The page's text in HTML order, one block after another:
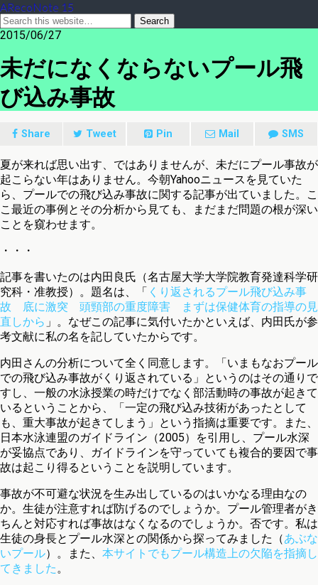
ARecoNote 15
2015/06/27
未だになくならないプール飛
び込み事故
Share Tweet Pin Mail SMS
夏が来れば思い出す、ではありませんが、未だにプール事故が
起こらない年はありません。今朝Yahooニュースを見ていた
ら、プールでの飛び込み事故に関する記事が出ていました。こ
こ最近の事例とその分析から見ても、まだまだ問題の根が深い
ことを窺わせます。
・・・
記事を書いたのは内田良氏（名古屋大学大学院教育発達科学研
究科・准教授）。題名は、「 くり返されるプール飛び込み事
故 底に激突 頭頸部の重度障害 まずは保健体育の指導の見
直しから 」。なぜこの記事に気付いたかといえば、内田氏が参
考文献に私の名を記していたからです。
内田さんの分析について全く同意します。「いまもなおプール
での飛び込み事故がくり返されている」というのはその通りで
すし、一般の水泳授業の時だけでなく部活動時の事故が起きて
いるということから、「一定の飛び込み技術があったとして
も、重大事故が起きてしまう」という指摘は重要です。また、
日本水泳連盟のガイドライン（2005）を引用し、プール水深
が妥協点であり、ガイドラインを守っていても複合的要因で事
故は起こり得るということを説明しています。
事故が不可避な状況を生み出しているのはいかなる理由なの
か。生徒が注意すれば防げるのでしょうか。プール管理者がき
ちんと対応すれば事故はなくなるのでしょうか。否です。私は
生徒の身長とプール水深との関係から探ってみました（あぶな
いプール）。また、 本サイトでもプール構造上の欠陥を指摘し
てきました。